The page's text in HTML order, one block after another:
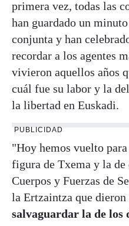
primera vez, todas las
han guardado un
conjunta y han
recordar a los agentes
vivieron aquellos años
cuál fue su labor y la
la libertad en Euskadi.
PUBLICIDAD
"Hoy hemos vuelto
figura de Txema y la
Cuerpos y Fuerzas de
la Ertzaintza que dieron
salvaguardar la de los